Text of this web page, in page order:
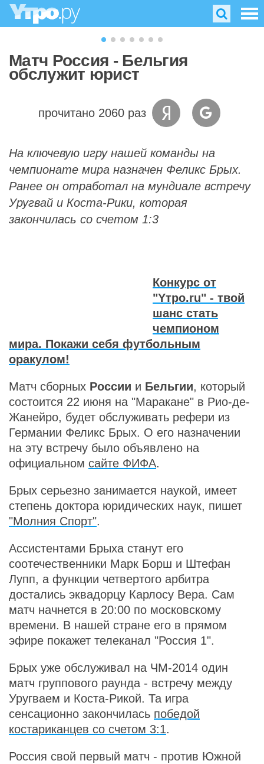
Матч Россия - Бельгия
обслужит юрист
прочитано 2060 раз
На ключевую игру нашей команды на
чемпионате мира назначен Феликс Брых.
Ранее он отработал на мундиале встречу
Уругвай и Коста-Рики, которая
закончилась со счетом 1:3
Конкурс от
"Yтро.ru" - твой
шанс стать
чемпионом
мира. Покажи себя футбольным
оракулом!
Матч сборных России и Бельгии, который
состоится 22 июня на "Маракане" в Рио-де-
Жанейро, будет обслуживать рефери из
Германии Феликс Брых. О его назначении
на эту встречу было объявлено на
официальном сайте ФИФА.
Брых серьезно занимается наукой, имеет
степень доктора юридических наук, пишет
"Молния Спорт".
Ассистентами Брыха станут его
соотечественники Марк Борш и Штефан
Лупп, а функции четвертого арбитра
достались эквадорцу Карлосу Вера. Сам
матч начнется в 20:00 по московскому
времени. В нашей стране его в прямом
эфире покажет телеканал "Россия 1".
Брых уже обслуживал на ЧМ-2014 один
матч группового раунда - встречу между
Уругваем и Коста-Рикой. Та игра
сенсационно закончилась победой
костариканцев со счетом 3:1.
Россия свой первый матч - против Южной